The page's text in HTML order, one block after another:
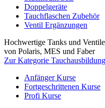
Doppelgeräte
Tauchflaschen Zubehör
Ventil Ergänzungen
Hochwertige Tanks und Ventile
von Polaris, MES und Faber
Zur Kategorie Tauchausbildung
Anfänger Kurse
Fortgeschrittenen Kurse
Profi Kurse